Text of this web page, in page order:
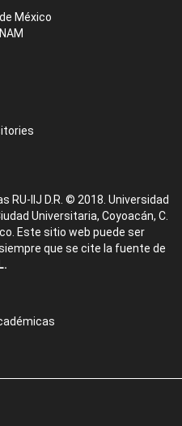
México
RU-IIJ D.R. © 2018. Universidad
Universitaria, Coyoacán, C.
Este sitio web puede ser
que se cite la fuente de